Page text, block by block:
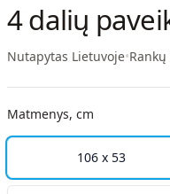
4 dalių
Nutapytas Lietuvoje•
Matmenys, cm
106 x 53